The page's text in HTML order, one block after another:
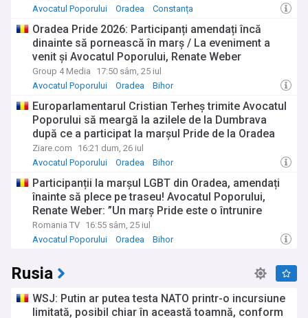
Avocatul Poporului
Oradea Constanța
Oradea Pride 2026: Participanți amendați încă
dinainte să pornească în marș / La eveniment a
venit și Avocatul Poporului, Renate Weber
Group 4 Media
17:50 sâm, 25 iul
Avocatul Poporului
Oradea Bihor
Europarlamentarul Cristian Terheș trimite Avocatul
Poporului să meargă la azilele de la Dumbrava
după ce a participat la marșul Pride de la Oradea
Ziare.com
16:21 dum, 26 iul
Avocatul Poporului
Oradea Bihor
Participanții la marșul LGBT din Oradea, amendați
înainte să plece pe traseu! Avocatul Poporului,
Renate Weber: ”Un marș Pride este o întrunire
pașnică”
Romania TV 16:55 sâm, 25 iul
Avocatul Poporului
Oradea Bihor
Rusia
WSJ: Putin ar putea testa NATO printr-o incursiune
limitată, posibil chiar în această toamnă, conform